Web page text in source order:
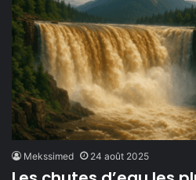
Mekssimed 24 août 2025